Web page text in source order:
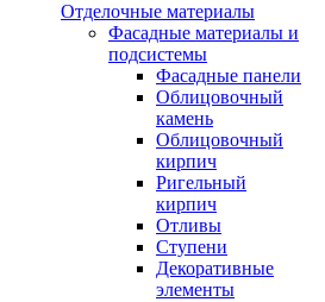
Отделочные материалы
Фасадные материалы и
подсистемы
Фасадные панели
Облицовочный
камень
Облицовочный
кирпич
Ригельный
кирпич
Отливы
Ступени
Декоративные
элементы